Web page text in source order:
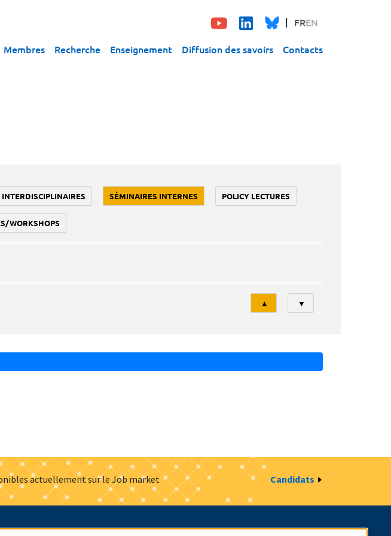
FREN
Membres Recherche Enseignement Diffusion des savoirs Contacts
SÉMINAIRES INTERNES POLICY LECTURES
WORKSHOPS
Tri
▲ ▼
actuellement sur le Job market Candidats
Mentions légales Gestion des cookies Intranet